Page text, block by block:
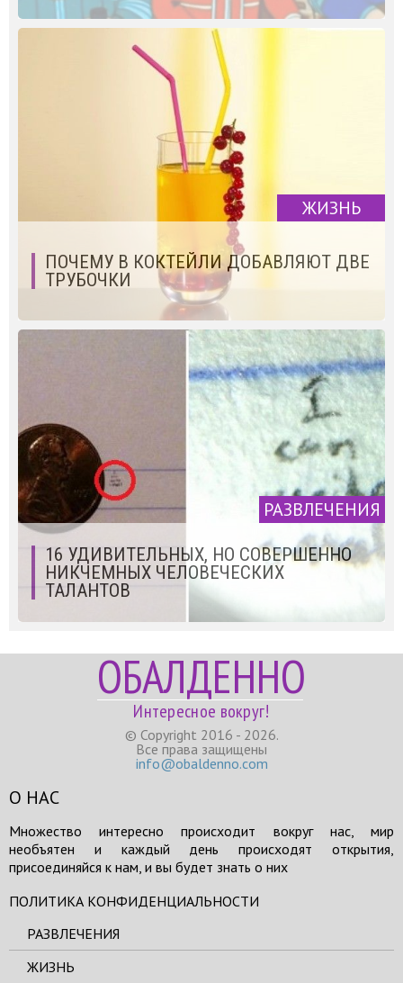
ЖИЗНЬ
ПОЧЕМУ В КОКТЕЙЛИ ДОБАВЛЯЮТ ДВЕ
ТРУБОЧКИ
РАЗВЛЕЧЕНИЯ
16 УДИВИТЕЛЬНЫХ, НО СОВЕРШЕННО
НИКЧЕМНЫХ ЧЕЛОВЕЧЕСКИХ
ТАЛАНТОВ
ОБАЛДЕННО
Интересное вокруг!
© Copyright 2016 - 2026.
Все права защищены
info@obaldenno.com
О НАС
Множество интересно происходит вокруг нас, мир
необъятен и каждый день происходят открытия,
присоединяйся к нам, и вы будет знать о них
ПОЛИТИКА КОНФИДЕНЦИАЛЬНОСТИ
РАЗВЛЕЧЕНИЯ
ЖИЗНЬ